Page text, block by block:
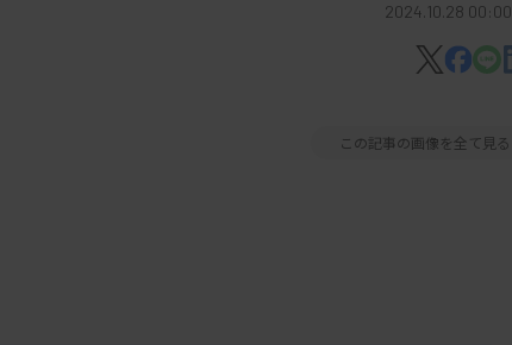
2024.10.28 00:00
この記事の画像を全て見る